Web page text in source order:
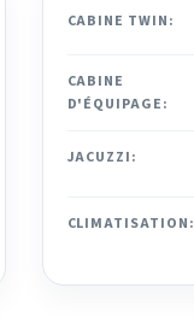
CABINE TWIN:
CABINE
D'ÉQUIPAGE:
JACUZZI:
CLIMATISATION: